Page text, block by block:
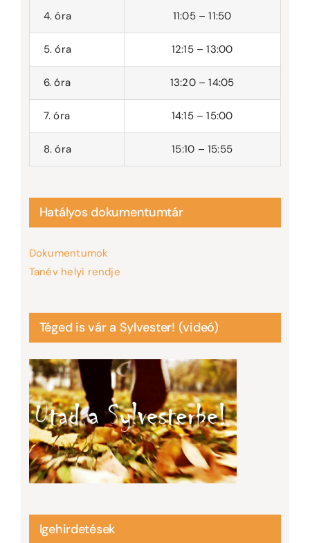
4. óra 11:05 – 11:50
5. óra 12:15 – 13:00
6. óra 13:20 – 14:05
7. óra 14:15 – 15:00
8. óra 15:10 – 15:55
Hatályos dokumentumtár
Dokumentumok
Tanév helyi rendje
Téged is vár a Sylvester! (videó)
Igehirdetések